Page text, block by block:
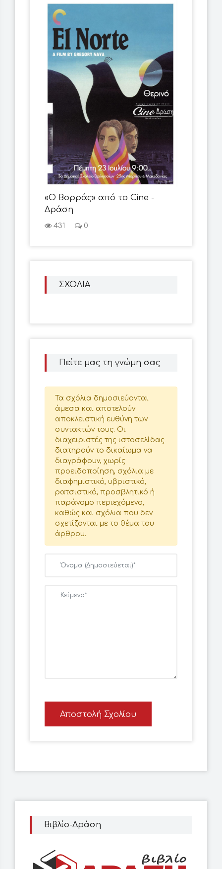
«Ο Βορράς» από το Cine -
Δράση
431 0
ΣΧΟΛΙΑ
Πείτε μας τη γνώμη σας
Τα σχόλια δημοσιεύονται
άμεσα και αποτελούν
αποκλειστική ευθύνη των
συντακτών τους. Οι
διαχειριστές της ιστοσελίδας
διατηρούν το δικαίωμα να
διαγράφουν, χωρίς
προειδοποίηση, σχόλια με
διαφημιστικό, υβριστικό,
ρατσιστικό, προσβλητικό ή
παράνομο περιεχόμενο,
καθώς και σχόλια που δεν
σχετίζονται με το θέμα του
άρθρου.
Αποστολή Σχολίου
Βιβλίο-Δράση